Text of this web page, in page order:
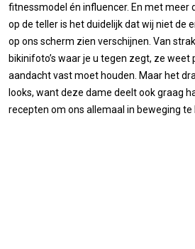
fitnessmodel én influencer. En met meer
op de teller is het duidelijk dat wij niet de
op ons scherm zien verschijnen. Van
bikinifoto’s waar je u tegen zegt, ze weet
aandacht vast moet houden. Maar het
looks, want deze dame deelt ook graag
recepten om ons allemaal in beweging te